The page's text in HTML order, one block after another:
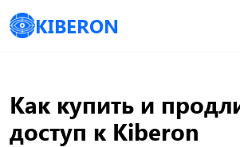
KIBERON
Как купить и
доступ к Kiberon